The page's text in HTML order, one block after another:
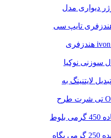
سوزنی نوکیا